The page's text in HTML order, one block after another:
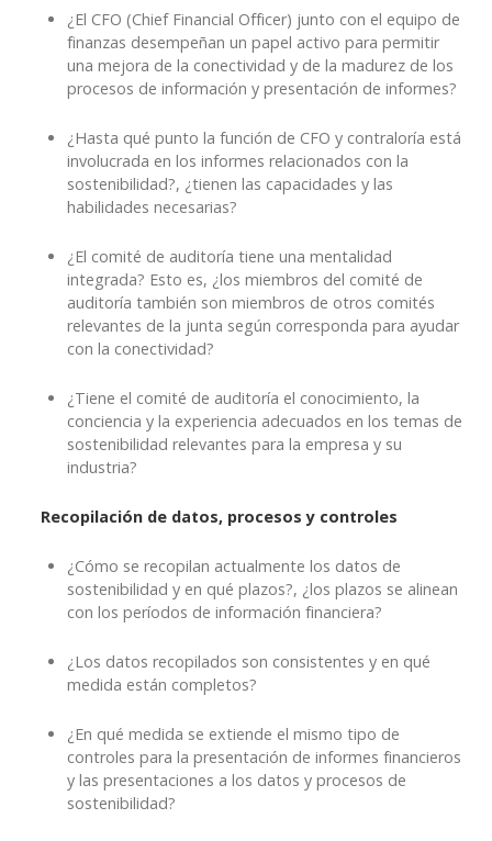
¿El CFO (Chief Financial Officer) junto con el equipo de
finanzas desempeñan un papel activo para permitir
una mejora de la conectividad y de la madurez de los
procesos de información y presentación de informes?
¿Hasta qué punto la función de CFO y contraloría está
involucrada en los informes relacionados con la
sostenibilidad?, ¿tienen las capacidades y las
habilidades necesarias?
¿El comité de auditoría tiene una mentalidad
integrada? Esto es, ¿los miembros del comité de
auditoría también son miembros de otros comités
relevantes de la junta según corresponda para ayudar
con la conectividad?
¿Tiene el comité de auditoría el conocimiento, la
conciencia y la experiencia adecuados en los temas de
sostenibilidad relevantes para la empresa y su
industria?
Recopilación de datos, procesos y controles
¿Cómo se recopilan actualmente los datos de
sostenibilidad y en qué plazos?, ¿los plazos se alinean
con los períodos de información financiera?
¿Los datos recopilados son consistentes y en qué
medida están completos?
¿En qué medida se extiende el mismo tipo de
controles para la presentación de informes financieros
y las presentaciones a los datos y procesos de
sostenibilidad?